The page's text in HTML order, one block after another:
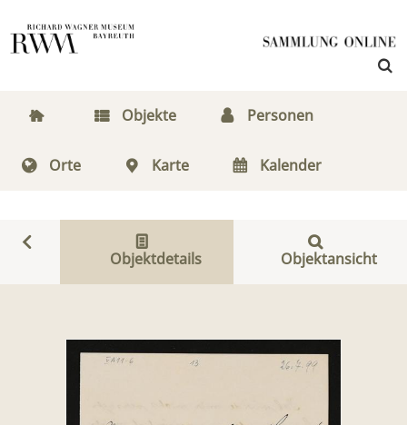
Objekte Personen
Orte Karte Kalender
Objektdetails Objektansicht